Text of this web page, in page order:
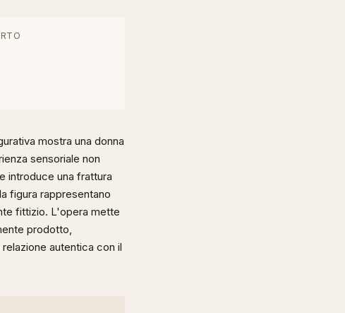
mostra una donna
sensoriale non
introduce una frattura
figura rappresentano
fittizio. L'opera mette
prodotto,
autentica con il